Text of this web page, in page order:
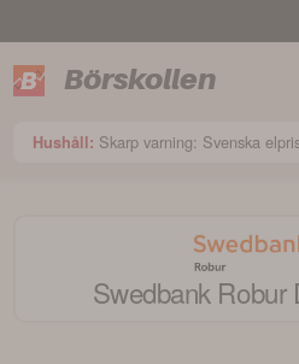
Börskollen
Hushåll: Skarp varning: Svenska
Swedbank Robur